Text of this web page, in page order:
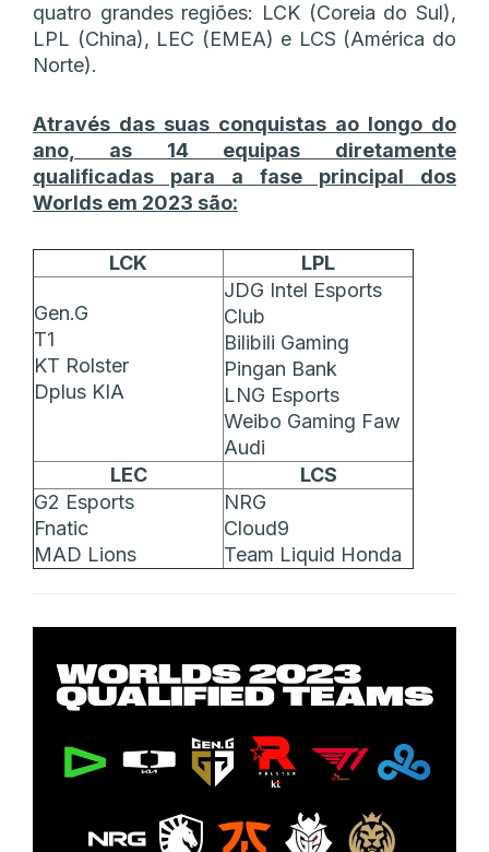
quatro grandes regiões: LCK (Coreia do Sul),
LPL (China), LEC (EMEA) e LCS (América do
Norte).
Através das suas conquistas ao longo do
ano, as 14 equipas diretamente
qualificadas para a fase principal dos
Worlds em 2023 são:
LCK LPL
Gen.G
T1
KT Rolster
Dplus KIA
JDG Intel Esports
Club
Bilibili Gaming
Pingan Bank
LNG Esports
Weibo Gaming Faw
Audi
LEC
LCS
G2 Esports
Fnatic
MAD Lions
NRG
Cloud9
Team Liquid Honda